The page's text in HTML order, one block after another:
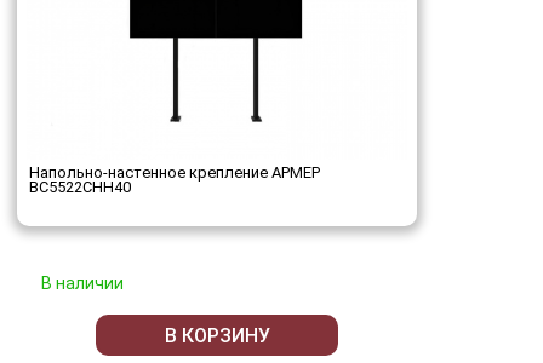
Напольно-настенное крепление АРМЕР
ВС5522СНН40
В наличии
В КОРЗИНУ